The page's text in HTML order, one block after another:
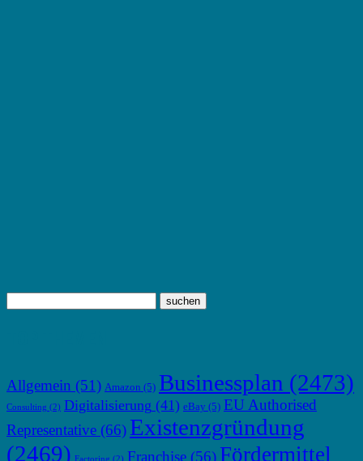
Allgemein (51) Amazon (5) Businessplan (2473)
Consulting (2) Digitalisierung (41) eBay (5) EU Authorised
Representative (66) Existenzgründung
(2469) Factoring (2) Franchise (56) Fördermittel